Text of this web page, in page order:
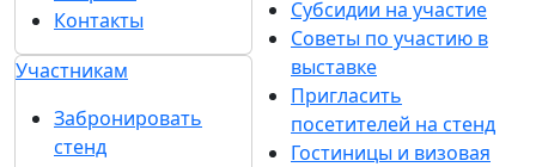
Контакты
Участникам
Забронировать
стенд
Субсидии на участие
Советы по участию в
выставке
Пригласить
посетителей на стенд
Гостиницы и визовая